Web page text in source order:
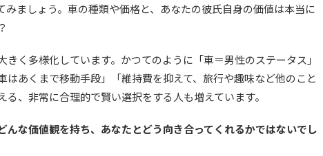
みましょう。車の種類や価格と、あなたの彼氏自身の価値は本当に
きく多様化しています。かつてのように「車＝男性のステータス」
はあくまで移動手段」「維持費を抑えて、旅行や趣味など他のこと
る、非常に合理的で賢い選択をする人も増えています。
んな価値観を持ち、あなたとどう向き合ってくれるかではないでし